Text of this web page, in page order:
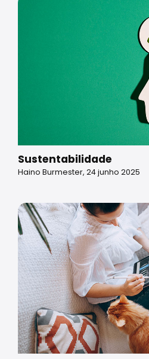
Sustentabilidade
Haino Burmester, 24 junho 2025